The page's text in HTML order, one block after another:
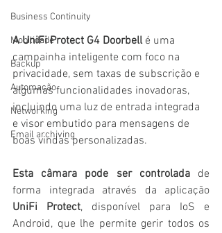
Business Continuity
Mobilidade
Backup
Automação
Networking
Email archiving
A UniFi Protect G4 Doorbell é uma
campainha inteligente com foco na
privacidade, sem taxas de subscrição e
algumas funcionalidades inovadoras,
incluindo uma luz de entrada integrada
e visor embutido para mensagens de
boas vindas personalizadas.
Esta câmara pode ser controlada de
UniFi Protect, disponível para IoS e
Android, que lhe permite gerir todos os